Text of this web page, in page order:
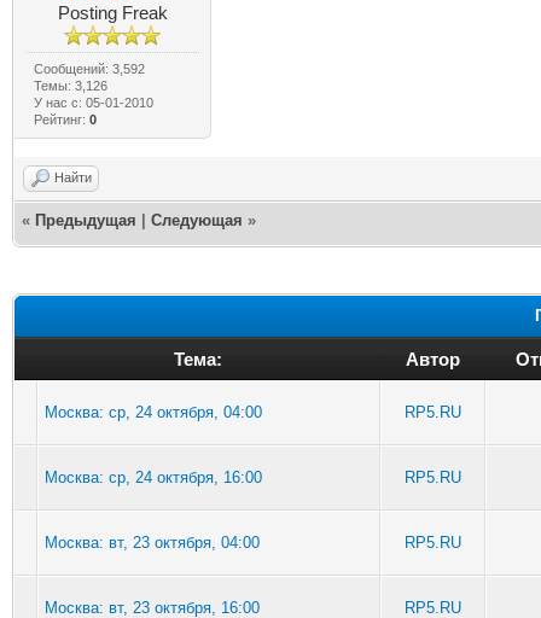
Posting Freak
Сообщений: 3,592
Темы: 3,126
У нас с: 05-01-2010
Рейтинг: 0
Найти
« Предыдущая Следующая »
Тема: Автор
Москва: ср, 24 октября, 04:00 RP5.RU
Москва: ср, 24 октября, 16:00 RP5.RU
Москва: вт, 23 октября, 04:00 RP5.RU
Москва: вт, 23 октября, 16:00 RP5.RU